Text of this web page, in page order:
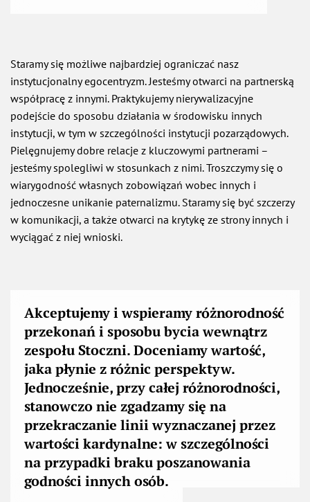
Staramy się możliwe najbardziej ograniczać nasz
instytucjonalny egocentryzm. Jesteśmy otwarci na partnerską
współpracę z innymi. Praktykujemy nierywalizacyjne
podejście do sposobu działania w środowisku innych
instytucji, w tym w szczególności instytucji pozarządowych.
Pielęgnujemy dobre relacje z kluczowymi partnerami –
jesteśmy spolegliwi w stosunkach z nimi. Troszczymy się o
wiarygodność własnych zobowiązań wobec innych i
jednoczesne unikanie paternalizmu. Staramy się być szczerzy
w komunikacji, a także otwarci na krytykę ze strony innych i
wyciągać z niej wnioski.
Akceptujemy i wspieramy różnorodność
przekonań i sposobu bycia wewnątrz
zespołu Stoczni. Doceniamy wartość,
jaka płynie z różnic perspektyw.
Jednocześnie, przy całej różnorodności,
stanowczo nie zgadzamy się na
przekraczanie linii wyznaczanej przez
wartości kardynalne: w szczególności
na przypadki braku poszanowania
godności innych osób.